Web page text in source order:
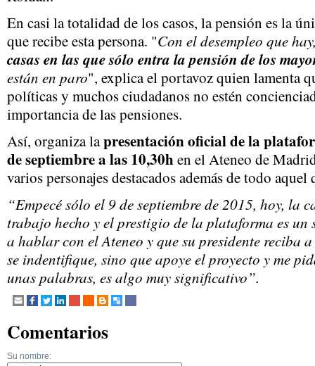
En casi la totalidad de los casos, la pensión es la
que recibe esta persona. "Con el desempleo que
casas en las que sólo entra la pensión de los
están en paro", explica el portavoz quien lamenta
políticas y muchos ciudadanos no estén
importancia de las pensiones.
Así, organiza lapresentación oficial de la
de septiembre a las 10,30hen el Ateneo de
varios personajes destacados además de todo
“Empecé sólo el 9 de septiembre de 2015, hoy, la
trabajo hecho y el prestigio de la plataforma es un
a hablar con el Ateneo y que su presidente reciba
se indentifique, sino que apoye el proyecto y me
unas palabras, es algo muy significativo”.
Comentarios
Su nombre: